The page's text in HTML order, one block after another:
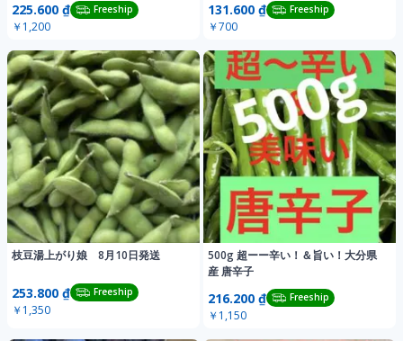
225.600 ₫ Freeship
￥1,200
131.600 ₫ Freeship
￥700
枝豆湯上がり娘 8月10日発送
253.800 ₫ Freeship
￥1,350
500g 超ーー辛い！＆旨い！大分県
産 唐辛子
216.200 ₫ Freeship
￥1,150